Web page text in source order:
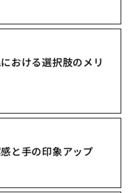
おける選択肢のメリ
と手の印象アップ